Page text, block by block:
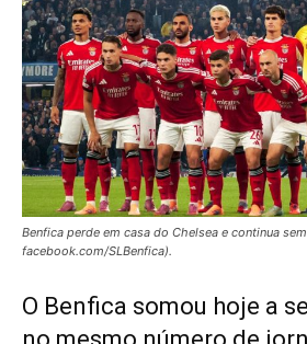
Benfica perde em casa do Chelsea e continua
facebook.com/SLBenfica).
O Benfica somou hoje a